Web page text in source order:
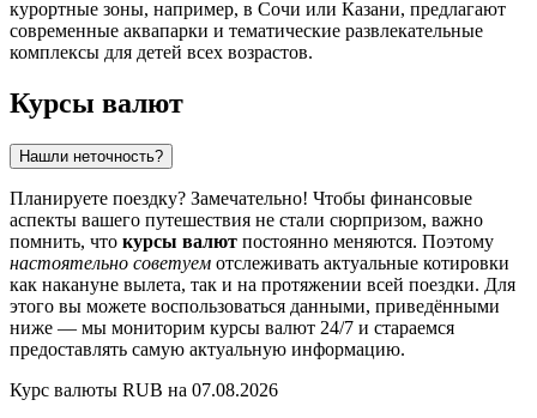
курортные зоны, например, в Сочи или Казани, предлагают
современные аквапарки и тематические развлекательные
комплексы для детей всех возрастов.
Курсы валют
Нашли неточность?
Планируете поездку? Замечательно! Чтобы финансовые
аспекты вашего путешествия не стали сюрпризом, важно
помнить, что курсы валют постоянно меняются. Поэтому
настоятельно советуем отслеживать актуальные котировки
как накануне вылета, так и на протяжении всей поездки. Для
этого вы можете воспользоваться данными, приведёнными
ниже — мы мониторим курсы валют 24/7 и стараемся
предоставлять самую актуальную информацию.
Курс валюты RUB на 07.08.2026